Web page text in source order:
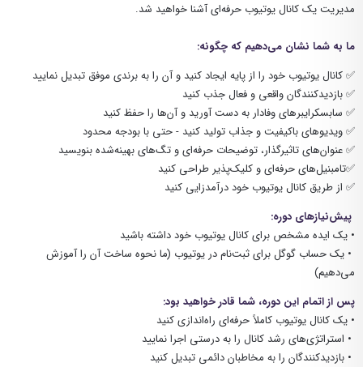
مدیریت یک کانال یوتیوب حرفه‌ای آشنا خواهید شد.
ما به شما نشان می‌دهیم که چگونه:
✅ کانال یوتیوب خود را از پایه ایجاد کنید و آن را به برندی موفق تبدیل نمایید
✅ بازدیدکنندگان واقعی و فعال جذب کنید
✅ سابسکرایبرهای وفادار به دست آورید و آن‌ها را حفظ کنید
✅ ویدیوهای باکیفیت و جذاب تولید کنید - حتی با بودجه محدود
✅ عنوان‌های تاثیرگذار، توضیحات حرفه‌ای و تگ‌های بهینه‌شده بنویسید
✅تامبنیل‌های حرفه‌ای و کلیک‌پذیر طراحی کنید
✅ از طریق کانال یوتیوب خود درآمدزایی کنید
پیش‌نیازهای دوره:
• یک ایده مشخص برای کانال یوتیوب خود داشته باشید
• یک حساب گوگل برای ثبت‌نام در یوتیوب (ما نحوه ساخت آن را آموزش
می‌دهیم)
پس از اتمام این دوره، شما قادر خواهید بود:
• یک کانال یوتیوب کاملاً حرفه‌ای راه‌اندازی کنید
• استراتژی‌های رشد کانال را به درستی اجرا نمایید
• بازدیدکنندگان را به مخاطبان دائمی تبدیل کنید